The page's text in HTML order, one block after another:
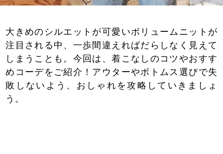
大きめのシルエットが可愛いボリュームニットが
注目される中、一歩間違えればだらしなく見えて
しまうことも。今回は、着こなしのコツやおすす
めコーデをご紹介！アウターやボトムス選びで失
敗しないよう、おしゃれを攻略していきましょ
う。